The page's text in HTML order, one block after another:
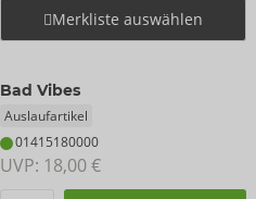
Merkliste auswählen
Bad Vibes
Auslaufartikel
01415180000
UVP: 18,00 €